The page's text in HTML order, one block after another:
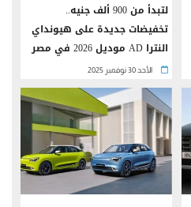
لتبدأ من 900 ألف جنيه..
تخفيضات جديدة على هيونداي
النترا AD موديل 2026 في مصر
الأحد 30 نوفمبر 2025